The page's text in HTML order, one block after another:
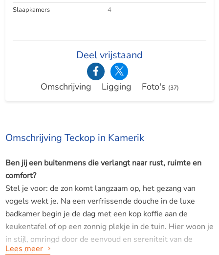
Slaapkamers
4
Deel vrijstaand
Omschrijving Ligging Foto's (37)
Omschrijving Teckop in Kamerik
Ben jij een buitenmens die verlangt naar rust, ruimte en
comfort?
Stel je voor: de zon komt langzaam op, het gezang van
vogels wekt je. Na een verfrissende douche in de luxe
badkamer begin je de dag met een kop koffie aan de
keukentafel of op een zonnig plekje in de tuin. Hier woon je
in stijl, omringd door de eenvoud en sereniteit van de
natuur -
Lees meer